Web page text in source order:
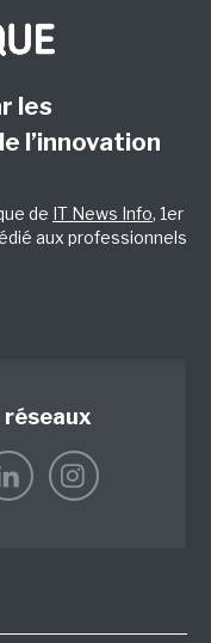
les
l’innovation
de IT News Info, 1er
aux professionnels
réseaux